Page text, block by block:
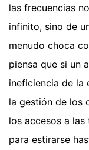
las frecuencias
infinito, sino de
menudo choca
piensa que si un
ineficiencia de la
la gestión de los
los accesos a las
para estirarse